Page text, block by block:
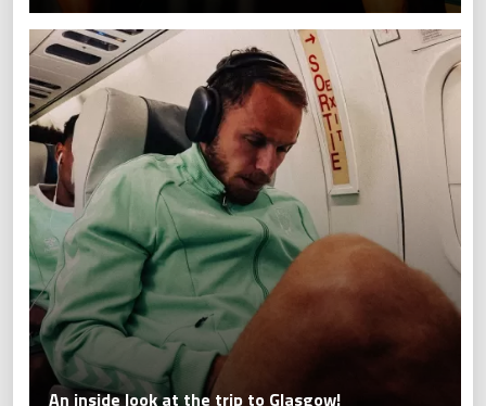
An inside look at the trip to Glasgow!